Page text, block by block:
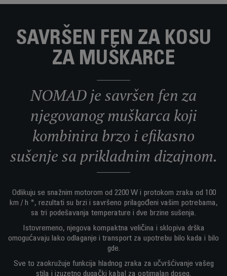
SAVRŠEN FEN ZA KOSU
ZA MUŠKARCE
NOMAD je savršen fen za
njegovanog muškarca koji
kombinira brzo i efikasno
sušenje sa prikladnim dizajnom.
Odlikuju se snažnim motorom od 2200 W i protokom zraka od 100
km / h *, rezultati su brzi i savršeno prilagođeni vašim potrebama,
sa tri podešavanja temperature i dve brzine sušenja.
Istovremeno, njegova kompaktna veličina i sklopiva drška
omogućavaju lako odlaganje i transport za upotrebu bilo kada i bilo
gde.
Sve to zaokružuje funkcija hladnog zraka za učvršćivanje vašeg
stila i izuzetno dugački kabal za optimalan doseg.